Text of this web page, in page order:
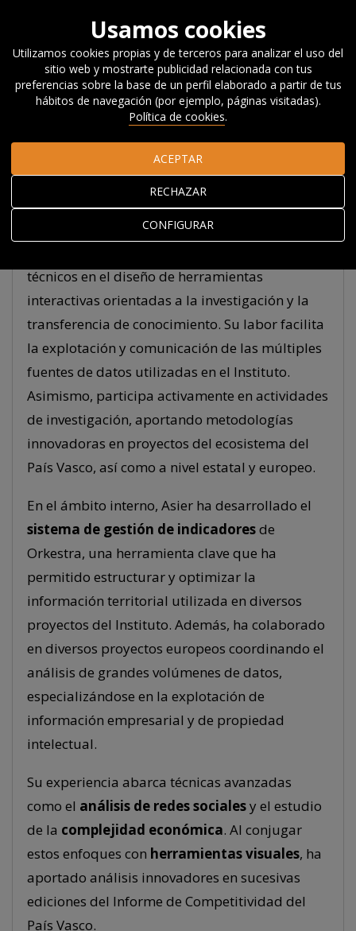
Acerca de Orkestra El equipo Asier Murciego
Asier Murciego
IT & Big Data senior
Asier es Ingeniero de Datos senior,especialista
en la gestión, arquitectura y análisis de
técnicos en el diseño de herramientas
interactivas orientadas a la investigación y la
transferencia de conocimiento. Su labor facilita
la explotación y comunicación de las múltiples
fuentes de datos utilizadas en el Instituto.
Asimismo, participa activamente en actividades
de investigación, aportando metodologías
innovadoras en proyectos del ecosistema del
País Vasco, así como a nivel estatal y europeo.
En el ámbito interno, Asier ha desarrollado el
sistema de gestión de indicadoresde
Orkestra, una herramienta clave que ha
permitido estructurar y optimizar la
información territorial utilizada en diversos
proyectos del Instituto. Además, ha colaborado
en diversos proyectos europeos coordinando el
análisis de grandes volúmenes de datos,
especializándose en la explotación de
información empresarial y de propiedad
intelectual.
Su experiencia abarca técnicas avanzadas
como el análisis de redes socialesy el estudio
de la complejidad económica. Al conjugar
estos enfoques con herramientas visuales, ha
aportado análisis innovadores en sucesivas
ediciones del Informe de Competitividad del
País Vasco.
Usamos cookies
Utilizamos cookies propias y de terceros para analizar el uso del
sitio web y mostrarte publicidad relacionada con tus
preferencias sobre la base de un perfil elaborado a partir de tus
hábitos de navegación (por ejemplo, páginas visitadas).
Política de cookies.
CONFIGURAR
RECHAZAR
ACEPTAR